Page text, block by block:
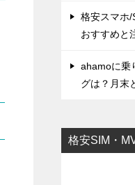
格安スマホ/
おすすめと
ahamoに乗
グは？月末
格安SIM・